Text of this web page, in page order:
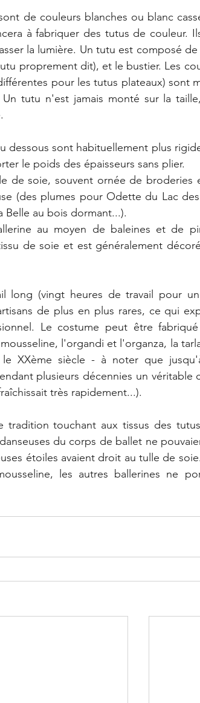
de couleurs blanches ou blanc
à fabriquer des tutus de couleur.
la lumière. Un tutu est composé de
proprement dit), et le bustier. Les
pour les tutus plateaux) sont
tutu n'est jamais monté sur la
dessous sont habituellement plus
le poids des épaisseurs sans plier.
de soie, souvent ornée de broderies
(des plumes pour Odette du Lac
Belle au bois dormant...).
au moyen de baleines et de
de soie et est généralement
long (vingt heures de travail pour
de plus en plus rares, ce qui
Le costume peut être
mousseline, l'organdi et l'organza, la
XXème siècle - à noter que
plusieurs décennies un véritable
très rapidement...).
tradition touchant aux tissus des
du corps de ballet ne
étoiles avaient droit au tulle de
les autres ballerines ne